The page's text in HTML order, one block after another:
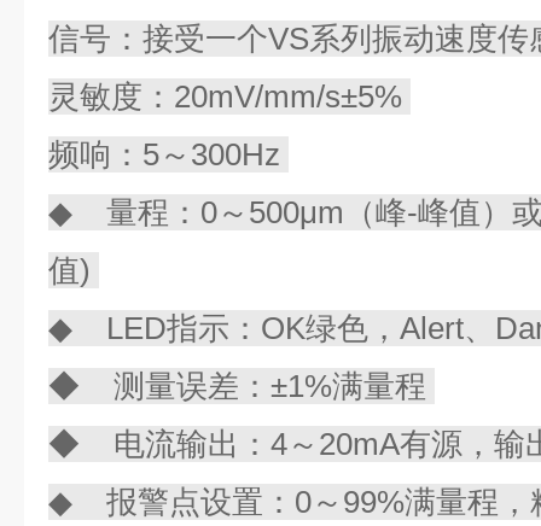
信号：接受一个VS系列振动速度
灵敏度：20mV/mm/s±5%
频响：5～300Hz
◆ 量程：0～500μm（峰-峰值）
值)
◆ LED指示：OK绿色，Alert、
◆ 测量误差：±1%满量程
◆ 电流输出：4～20mA有源，输
◆ 报警点设置：0～99%满量程，